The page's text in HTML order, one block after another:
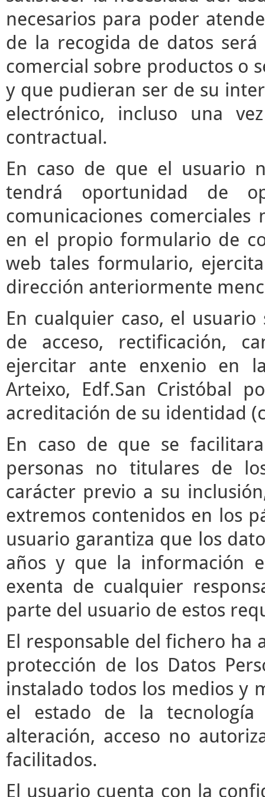
necesarios para poder
de la recogida de datos
comercial sobre productos o
y que pudieran ser de su
electrónico, incluso una
contractual.
En caso de que el usuario
tendrá oportunidad de
comunicaciones
en el propio formulario de
web tales formulario,
dirección anteriormente
En cualquier caso, el
de acceso, rectificación,
ejercitar ante enxenio en
Arteixo, Edf.San Cristóbal
acreditación de su identidad
En caso de que se
personas no titulares de
carácter previo a su
extremos contenidos en los
usuario garantiza que los
años y que la información
exenta de cualquier
parte del usuario de estos
El responsable del fichero ha
protección de los Datos
instalado todos los medios y
el estado de la
alteración, acceso no
facilitados.
El usuario cuenta con la